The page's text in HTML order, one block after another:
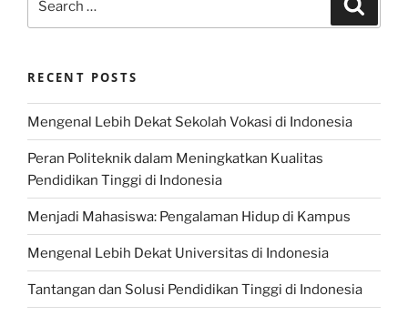
RECENT POSTS
Mengenal Lebih Dekat Sekolah Vokasi di Indonesia
Peran Politeknik dalam Meningkatkan Kualitas
Pendidikan Tinggi di Indonesia
Menjadi Mahasiswa: Pengalaman Hidup di Kampus
Mengenal Lebih Dekat Universitas di Indonesia
Tantangan dan Solusi Pendidikan Tinggi di Indonesia